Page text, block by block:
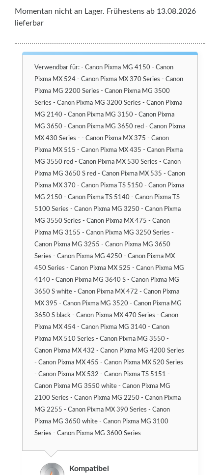
Momentan nicht an Lager. Frühestens ab 13.08.2026
lieferbar
Verwendbar für: - Canon Pixma MG 4150 - Canon
Pixma MX 524 - Canon Pixma MX 370 Series - Canon
Pixma MG 2200 Series - Canon Pixma MG 3500
Series - Canon Pixma MG 3200 Series - Canon Pixma
MG 2140 - Canon Pixma MG 3150 - Canon Pixma
MG 3650 - Canon Pixma MG 3650 red - Canon Pixma
MX 430 Series - - Canon Pixma MX 375 - Canon
Pixma MX 515 - Canon Pixma MX 435 - Canon Pixma
MG 3550 red - Canon Pixma MX 530 Series - Canon
Pixma MG 3650 S red - Canon Pixma MX 535 - Canon
Pixma MX 370 - Canon Pixma TS 5150 - Canon Pixma
MG 2150 - Canon Pixma TS 5140 - Canon Pixma TS
5100 Series - Canon Pixma MG 3250 - Canon Pixma
MG 3550 Series - Canon Pixma MX 475 - Canon
Pixma MG 3155 - Canon Pixma MG 3250 Series -
Canon Pixma MG 3255 - Canon Pixma MG 3650
Series - Canon Pixma MG 4250 - Canon Pixma MX
450 Series - Canon Pixma MX 525 - Canon Pixma MG
4140 - Canon Pixma MG 3640 S - Canon Pixma MG
3650 S white - Canon Pixma MX 472 - Canon Pixma
MX 395 - Canon Pixma MG 3520 - Canon Pixma MG
3650 S black - Canon Pixma MX 470 Series - Canon
Pixma MX 454 - Canon Pixma MG 3140 - Canon
Pixma MX 510 Series - Canon Pixma MG 3550 -
Canon Pixma MX 432 - Canon Pixma MG 4200 Series
- Canon Pixma MX 455 - Canon Pixma MX 520 Series
- Canon Pixma MX 532 - Canon Pixma TS 5151 -
Canon Pixma MG 3550 white - Canon Pixma MG
2100 Series - Canon Pixma MG 2250 - Canon Pixma
MG 2255 - Canon Pixma MX 390 Series - Canon
Pixma MG 3650 white - Canon Pixma MG 3100
Series - Canon Pixma MG 3600 Series
Kompatibel